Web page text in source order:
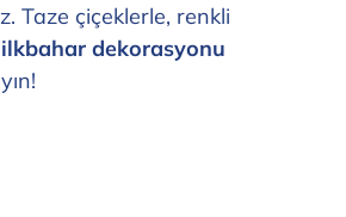
Taze çiçeklerle, renkli
ilkbahar dekorasyonu